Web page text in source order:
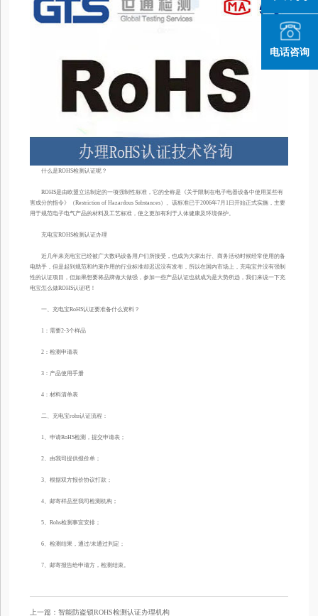
什么是ROHS检测认证呢？
ROHS是由欧盟立法制定的一项强制性标准，它的全称是《关于限制在电子电器设备中使用某些有
害成分的指令》（Restriction of Hazardous Substances）。该标准已于2006年7月1日开始正式实施，主要
用于规范电子电气产品的材料及工艺标准，使之更加有利于人体健康及环境保护。
充电宝ROHS检测认证办理
近几年来充电宝已经被广大数码设备用户们所接受，也成为大家出行、商务活动时候经常使用的备
电助手，但是起到规范和约束作用的行业标准却迟迟没有发布，所以在国内市场上，充电宝并没有强制
性的认证项目，但如果想要将品牌做大做强，参加一些产品认证也就成为是大势所趋，我们来说一下充
电宝怎么做ROHS认证吧！
一、充电宝RoHS认证要准备什么资料？
1：需要2-3个样品
2：检测申请表
3：产品使用手册
4：材料清单表
二、充电宝rohs认证流程：
1、申请RoHS检测，提交申请表；
2、由我司提供报价单；
3、根据双方报价协议打款；
4、邮寄样品至我司检测机构；
5、Rohs检测事宜安排；
6、检测结果，通过/未通过判定；
7、邮寄报告给申请方，检测结束。
上一篇：智能防盗锁ROHS检测认证办理机构
电话咨询